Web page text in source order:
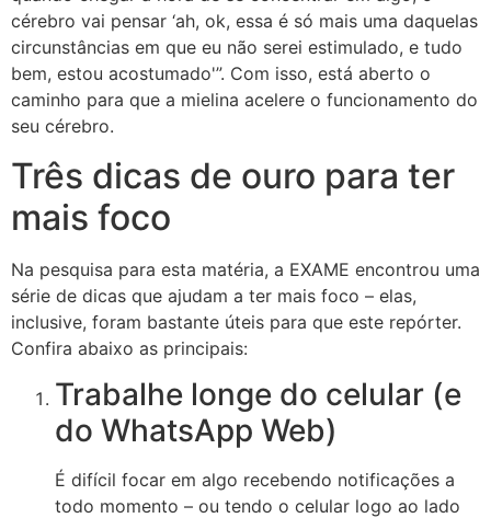
cérebro vai pensar ‘ah, ok, essa é só mais uma daquelas
circunstâncias em que eu não serei estimulado, e tudo
bem, estou acostumado'”. Com isso, está aberto o
caminho para que a mielina acelere o funcionamento do
seu cérebro.
Três dicas de ouro para ter
mais foco
Na pesquisa para esta matéria, a EXAME encontrou uma
série de dicas que ajudam a ter mais foco – elas,
inclusive, foram bastante úteis para que este repórter.
Confira abaixo as principais:
Trabalhe longe do celular (e
do WhatsApp Web)
É difícil focar em algo recebendo notificações a
todo momento – ou tendo o celular logo ao lado